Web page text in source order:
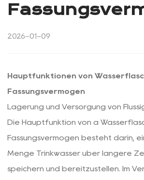
2026-01-09
Hauptfunktionen von
Fassungsvermögen
Lagerung und Versorgung von
Die Hauptfunktion von a
Fassungsvermögen besteht darin,
Menge Trinkwasser über längere
speichern und bereitzustellen. Im